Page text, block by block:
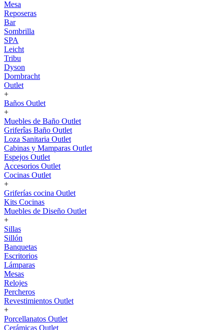
Mesa
Reposeras
Bar
Sombrilla
SPA
Leicht
Tribu
Dyson
Dornbracht
Outlet
+
Baños Outlet
+
Muebles de Baño Outlet
Griferîas Baño Outlet
Loza Sanitaria Outlet
Cabinas y Mamparas Outlet
Espejos Outlet
Accesorios Outlet
Cocinas Outlet
+
Griferías cocina Outlet
Kits Cocinas
Muebles de Diseño Outlet
+
Sillas
Sillón
Banquetas
Escritorios
Lámparas
Mesas
Relojes
Percheros
Revestimientos Outlet
+
Porcellanatos Outlet
Cerámicas Outlet